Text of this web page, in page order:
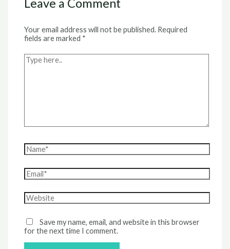
Your email address will not be published. Required
fields are marked *
Type
here..
Name*
Email*
Website
Save my name, email, and website in this browser
for the next time I comment.